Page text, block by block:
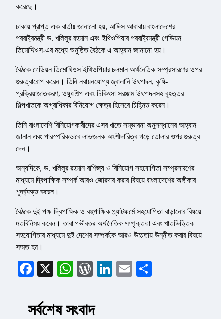
করেছে।
ঢাকায় প্রাপ্ত এক বার্তায় জানানো হয়, আদ্দিস আবাবায় বাংলাদেশের
পররাষ্ট্রমন্ত্রী ড. খলিলুর রহমান এবং ইথিওপিয়ার পররাষ্ট্রমন্ত্রী গেডিয়ন
তিমোথিওস-এর মধ্যে অনুষ্ঠিত বৈঠকে এ আহ্বান জানানো হয়।
বৈঠকে গেডিয়ন তিমোথিওস ইথিওপিয়ার চলমান অর্থনৈতিক সম্প্রসারণের ওপর
গুরুত্বারোপ করেন। তিনি নবায়নযোগ্য জ্বালানি উৎপাদন, কৃষি-
প্রক্রিয়াজাতকরণ, ওষুধশিল্প এবং চিকিৎসা সরঞ্জাম উৎপাদনসহ বৃহত্তর
শিল্পখাতকে অগ্রাধিকার বিনিয়োগ ক্ষেত্র হিসেবে চিহ্নিত করেন।
তিনি বাংলাদেশি বিনিয়োগকারীদের এসব খাতে সম্ভাবনা অনুসন্ধানের আহ্বান
জানান এবং পারস্পরিকভাবে লাভজনক অংশীদারিত্ব গড়ে তোলার ওপর গুরুত্ব
দেন।
অন্যদিকে, ড. খলিলুর রহমান বাণিজ্য ও বিনিয়োগ সহযোগিতা সম্প্রসারণের
মাধ্যমে দ্বিপাক্ষিক সম্পর্ক আরও জোরদার করার বিষয়ে বাংলাদেশের অঙ্গীকার
পুনর্ব্যক্ত করেন।
বৈঠকে দুই পক্ষ দ্বিপাক্ষিক ও বহুপাক্ষিক প্ল্যাটফর্মে সহযোগিতা বাড়ানোর বিষয়ে
মতবিনিময় করেন। তারা গভীরতর অর্থনৈতিক সম্পৃক্ততা এবং খাতভিত্তিক
সহযোগিতার মাধ্যমে দুই দেশের সম্পর্ককে আরও উচ্চতায় উন্নীত করার বিষয়ে
সম্মত হন।
Facebook
X WhatsApp
WordPress
LinkedIn
Email
সর্বশেষ সংবাদ